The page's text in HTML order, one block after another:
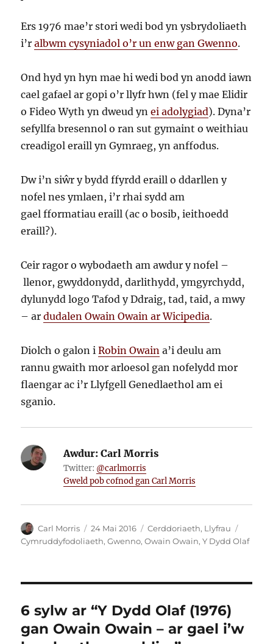
Ers 1976 mae’r stori wedi bod yn ysbrydoliaeth
i’ralbwm cysyniadol o’r un enw gan Gwenno.
Ond hyd yn hyn mae hi wedi bod yn anodd iawn
cael gafael ar gopi o’r llyfr hwn (fel y mae Elidir
o Fideo Wyth yn dweud ynei adolygiad). Dyna’r
sefyllfa bresennol o ran sut gymaint o weithiau
creadigol eraill yn Gymraeg, yn anffodus.
Dw i’n siŵr y bydd ffyrdd eraill o ddarllen y
nofel nes ymlaen, i’r rhai sydd am
gael fformatiau eraill (ac o bosib, ieithoedd
eraill?).
Ceir ragor o wybodaeth am awdur y nofel –
llenor, gwyddonydd, darlithydd, ymgyrchydd,
dylunydd logo Tafod y Ddraig, tad, taid, a mwy
– ardudalen Owain Owain ar Wicipedia.
Diolch o galon iRobin Owain a’i deulu am
rannu gwaith mor arloesol gan nofelydd mor
flaengar ac i’r Llyfgell Genedlaethol am ei
sganio.
Awdur: Carl Morris
Twitter: @carlmorris
Gweld pob cofnod gan Carl Morris
Awdur
Carl Morris
Cofnodwyd
ar
24 Mai 2016 Categorïau
Cerddoriaeth, Llyfrau
Cymruddyfodoliaeth,Gwenno,Owain Owain,Y Dydd Olaf
6 sylw ar “Y Dydd Olaf (1976)
gan Owain Owain – ar gael i’w